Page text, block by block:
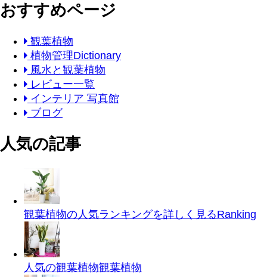
おすすめページ
観葉植物
植物管理Dictionary
風水と観葉植物
レビュー一覧
インテリア 写真館
ブログ
人気の記事
観葉植物の人気ランキングを詳しく見るRanking
人気の観葉植物観葉植物